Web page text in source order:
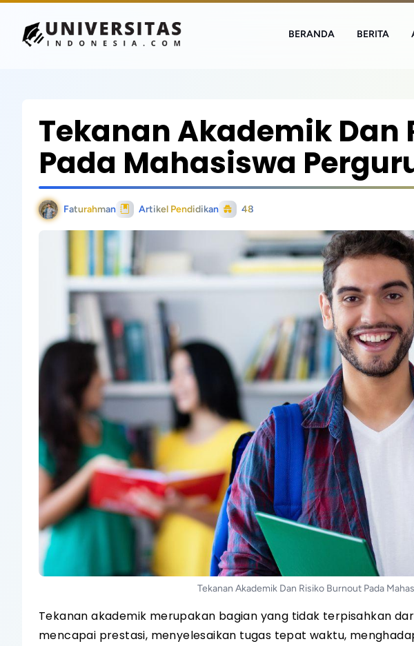
BERANDA BERITA
Tekanan Akademik Dan
Pada Mahasiswa
Faturahman Artikel Pendidikan 48
Tekanan Akademik Dan Risiko Burnout Pada
Tekanan akademik merupakan bagian yang tidak terpisahkan
mencapai prestasi, menyelesaikan tugas tepat waktu,